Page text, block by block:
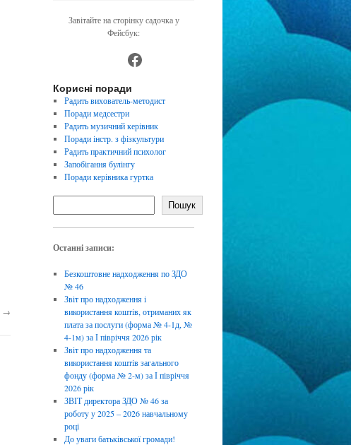
→
Завітайте на сторінку садочка у
Фейсбук:
https://www.facebook.com/
Корисні поради
Радить вихователь-методист
Поради медсестри
Радить музичний керівник
Поради інстр. з фізкультури
Радить практичний психолог
Запобігання булінгу
Поради керівника гуртка
Пошук
Останні записи:
Безкоштовне надходження по ЗДО
№ 46
Звіт про надходження і
використання коштів, отриманих як
плата за послуги (форма № 4-1д, №
4-1м) за І півріччя 2026 рік
Звіт про надходження та
використання коштів загального
фонду (форма № 2-м) за І півріччя
2026 рік
ЗВІТ директора ЗДО № 46 за
роботу у 2025 – 2026 навчальному
році
До уваги батьківської громади!